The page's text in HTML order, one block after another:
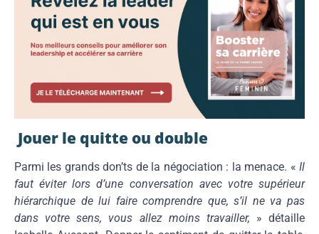
Jouer le quitte ou double
Parmi les grands don’ts de la négociation : la menace. « Il
faut éviter lors d’une conversation avec votre supérieur
hiérarchique de lui faire comprendre que, s’il ne va pas
dans votre sens, vous allez moins travailler, » détaille